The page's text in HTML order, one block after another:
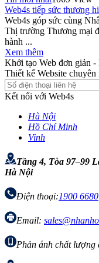
Web4s tiếp sức thương
Web4s góp sức cùng
Thị trường Thương mại
hành ...
Xem thêm
Khởi tạo Web đơn giản -
Thiết kế Website
Kết nối với Web4s
Hà Nội
Hồ Chí Minh
Vinh
Tầng 4, Tòa 97–99
Hà Nội
Điện thoại:1900 6680
Email:
Phản ánh chất lượng